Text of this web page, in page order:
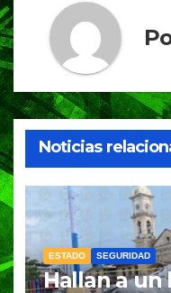
Noticias
ESTADO SEGURIDAD
Hallan a un